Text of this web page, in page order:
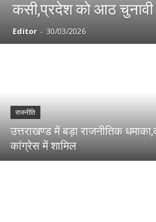
कसी,प्रदेश को आठ चुनावी
Editor - 30/03/2026
राजनीति
उत्तराखण्ड में बड़ा राजनीतिक
कांग्रेस में शामिल